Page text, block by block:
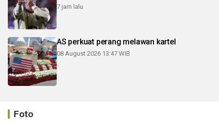
7 jam lalu
AS perkuat perang melawan kartel
08 August 2026 13:47 WIB
Foto